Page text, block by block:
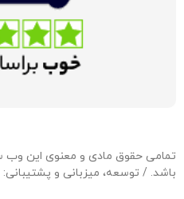
باشد. / توسعه، میزبانی و پشتیبانی: